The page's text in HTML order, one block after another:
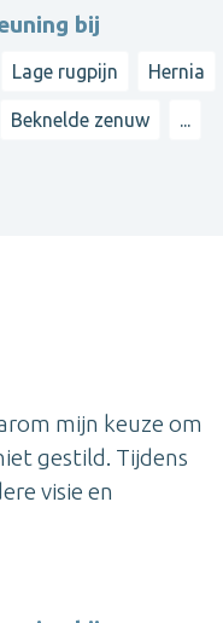
bij
Lage rugpijn Hernia
Beknelde zenuw ...
mijn keuze om
gestild. Tijdens
visie en